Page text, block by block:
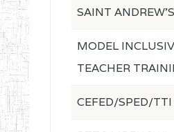
SAINT
MODEL
TEACHER
CEFED/SPED/